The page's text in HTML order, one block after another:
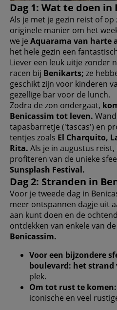
Dag 1: Wat te doen in
Als je met je gezin reist of
originele manier om het
we je Aquarama van harte
het hele gezin een
Liever een leuk uitje zonder
racen bij Benikarts; ze
geschikt zijn voor kinderen
gezellige bar voor de lunch.
Zodra de zon ondergaat,
Benicassim tot leven.
tapasbarretje ('tascas') en
tentjes zoals El Charquito,
Rita. Als je in augustus
profiteren van de unieke
Sunsplash Festival.
Dag 2: Stranden in
Voor je tweede dag in
meer ontspannen dagje uit
aan kunt doen en de
ontdekken van enkele van de
Benicassim.
Voor een bijzondere
boulevard: het strand
plek.
Om tot rust te komen:
iconische en veel